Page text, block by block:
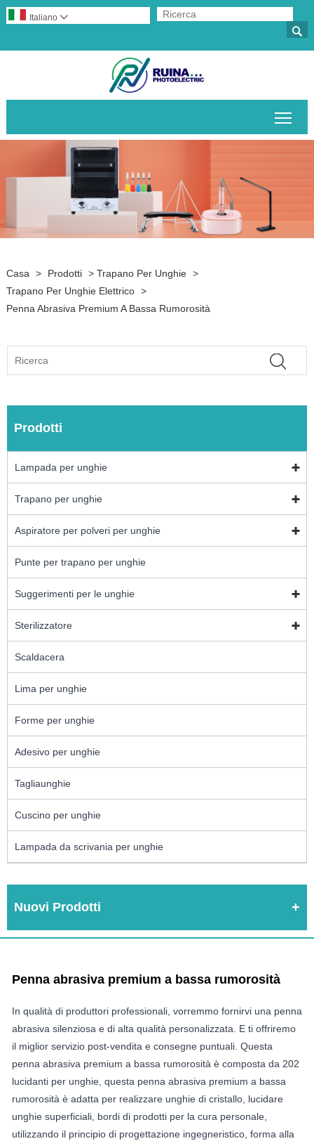

Italiano 
Casa > Prodotti > Trapano Per Unghie >
Trapano Per Unghie Elettrico >
Penna Abrasiva Premium A Bassa Rumorosità
Prodotti
Lampada per unghie
Trapano per unghie
Aspiratore per polveri per unghie
Punte per trapano per unghie
Suggerimenti per le unghie
Sterilizzatore
Scaldacera
Lima per unghie
Forme per unghie
Adesivo per unghie
Tagliaunghie
Cuscino per unghie
Lampada da scrivania per unghie
Nuovi Prodotti
Penna abrasiva premium a bassa rumorosità
In qualità di produttori professionali, vorremmo fornirvi una penna
abrasiva silenziosa e di alta qualità personalizzata. E ti offriremo
il miglior servizio post-vendita e consegne puntuali. Questa
penna abrasiva premium a bassa rumorosità è composta da 202
lucidanti per unghie, questa penna abrasiva premium a bassa
rumorosità è adatta per realizzare unghie di cristallo, lucidare
unghie superficiali, bordi di prodotti per la cura personale,
utilizzando il principio di progettazione ingegneristico, forma alla